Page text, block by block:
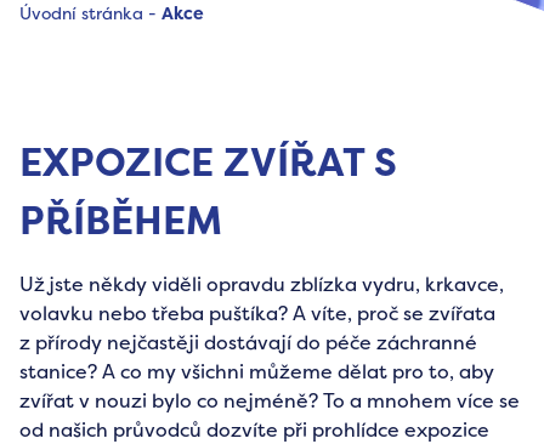
Úvodní stránka - Akce
EXPOZICE ZVÍŘAT S
PŘÍBĚHEM
Už jste někdy viděli opravdu zblízka vydru, krkavce,
volavku nebo třeba puštíka? A víte, proč se zvířata
z přírody nejčastěji dostávají do péče záchranné
stanice? A co my všichni můžeme dělat pro to, aby
zvířat v nouzi bylo co nejméně? To a mnohem více se
od našich průvodců dozvíte při prohlídce expozice